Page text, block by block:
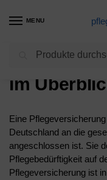
MENU
Die Pflege
im
Eine
Deutschland an die
angeschlossen ist. Sie
Pflegebedürftigkeit auf
Pflegeversicherung ist